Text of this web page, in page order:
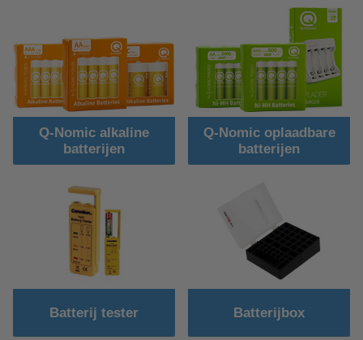
Q-Nomic alkaline
batterijen
Q-Nomic oplaadbare
batterijen
Batterij tester Batterijbox